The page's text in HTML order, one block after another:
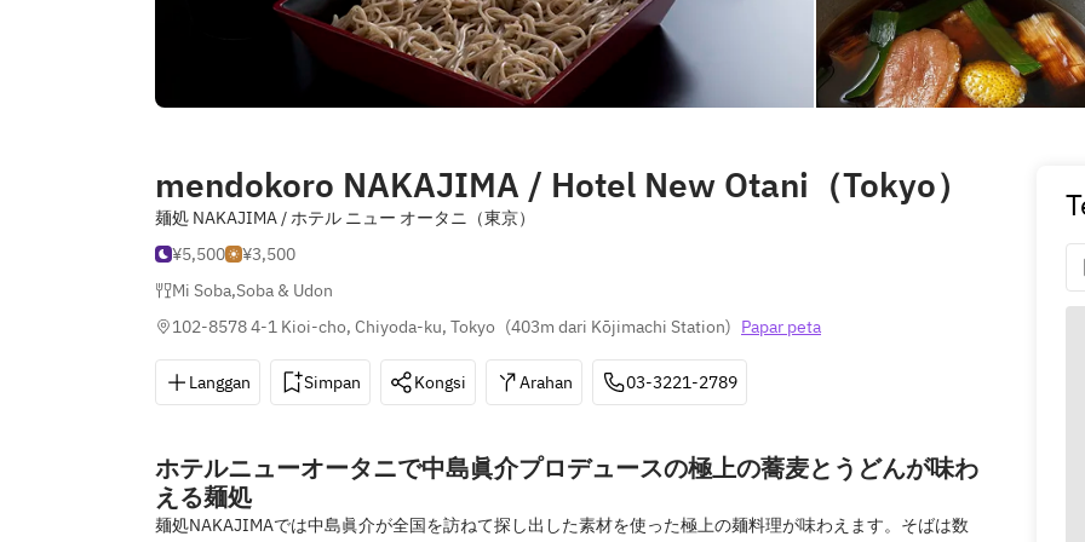
mendokoro NAKAJIMA / Hotel New Otani（Tokyo）
麺処 NAKAJIMA / ホテル ニュー オータニ（東京）
¥5,500
¥3,500
Mi Soba,Soba & Udon
102-8578 4-1 Kioi-cho, Chiyoda-ku, Tokyo (403m dari Kōjimachi Station) Papar peta
Langgan Simpan Kongsi Arahan 03-3221-2789
ホテルニューオータニで中島眞介プロデュースの極上の蕎麦とうどんが味わ
える麺処
麺処NAKAJIMAでは中島眞介が全国を訪ねて探し出した素材を使った極上の麺料理が味わえます。そばは数